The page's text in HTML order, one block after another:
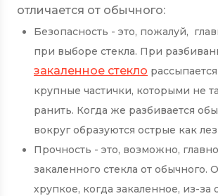
отличается от обычного:
Безопасность - это, пожалуй,
при выборе стекла. При
закаленное стекло
крупные частички, которыми не
ранить. Когда же разбивается
вокруг образуются острые как
Прочность - это, возможно,
закаленного стекла от обычного.
хрупкое, когда закаленное, из-за